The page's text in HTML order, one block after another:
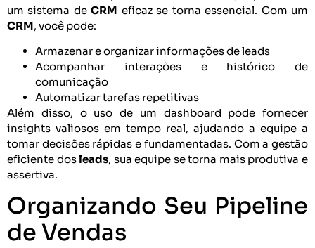
um sistema deCRM eficaz se torna essencial. Com um
CRM, você pode:
Armazenar e organizar informações de leads
Acompanhar interações e histórico de
comunicação
Automatizar tarefas repetitivas
Além disso, o uso de um dashboard pode fornecer
insights valiosos em tempo real, ajudando a equipe a
tomar decisões rápidas e fundamentadas. Com a gestão
eficiente dosleads, sua equipe se torna mais produtiva e
assertiva.
Organizando Seu Pipeline
de Vendas